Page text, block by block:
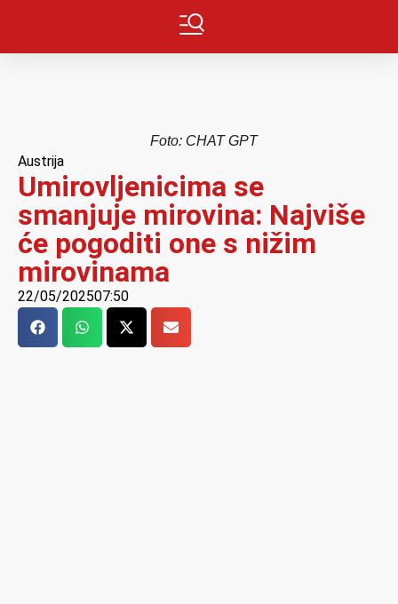
Foto: CHAT GPT
Austrija
Umirovljenicima se
smanjuje mirovina: Najviše
će pogoditi one s nižim
mirovinama
22/05/202507:50